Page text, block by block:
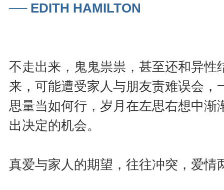
── EDITH HAMILTON
不走出来，鬼鬼祟祟，甚至还和异
来，可能遭受家人与朋友责难误会
思量当如何行，岁月在左思右想中
出决定的机会。
真爱与家人的期望，往往冲突，爱情